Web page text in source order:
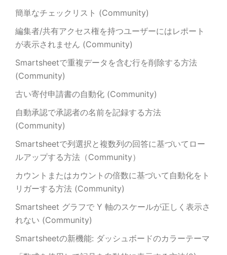
簡単なチェックリスト (Community)
編集者/共有アクセス権を持つユーザーにはレポート
が表示されません (Community)
Smartsheetで重複データを含む行を削除する方法
(Community)
古い寄付申請書の自動化 (Community)
自動承認で承認者の名前を記録する方法
(Community)
Smartsheetで列選択と複数列の回答に基づいてロー
ルアップする方法（Community）
カウントまたはカウントの倍数に基づいて自動化をト
リガーする方法 (Community)
Smartsheet グラフで Y 軸のスケールが正しく表示さ
れない (Community)
Smartsheetの新機能: ダッシュボードのカラーテーマ